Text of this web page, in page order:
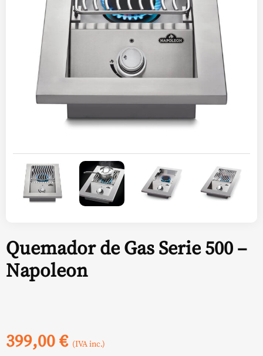
Quemador de Gas Serie 500 –
Napoleon
399,00€ (IVA inc.)